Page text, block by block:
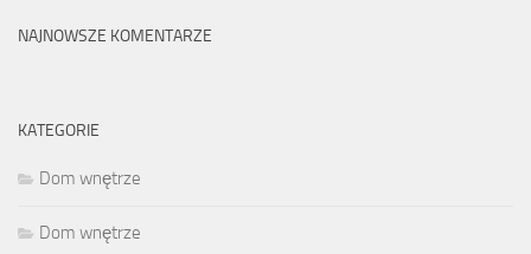
NAJNOWSZE KOMENTARZE
KATEGORIE
Dom wnętrze
Dom wnętrze